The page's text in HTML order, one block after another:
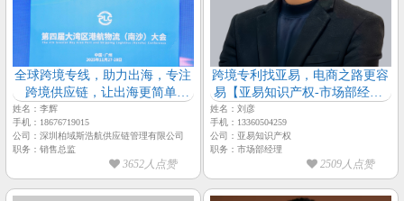
全球跨境专线，助力出海，专注
跨境供应链，让出海更简单-
【柏域斯浩航供应链-销售总监-
李辉】
姓名：李辉
手机：18676719015
公司：深圳柏域斯浩航供应链管理有限公司
职务：销售总监
3652人点赞
跨境专利找亚易，电商之路更容
易【亚易知识产权-市场部经理-
姓名：刘彦
手机：13360504259
公司：亚易知识产权
职务：市场部经理
2509人点赞